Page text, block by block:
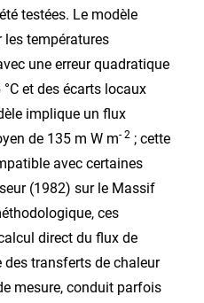
testées. Le modèle
les températures
une erreur quadratique
et des écarts locaux
implique un flux
de 135 m W m- 2 ; cette
avec certaines
(1982) sur le Massif
ces
direct du flux de
transferts de chaleur
mesure, conduit parfois